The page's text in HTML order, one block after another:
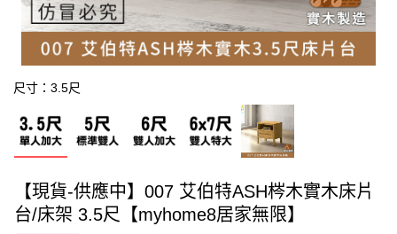
尺寸：3.5尺
【現貨-供應中】007 艾伯特ASH梣木實木床片
台/床架 3.5尺【myhome8居家無限】